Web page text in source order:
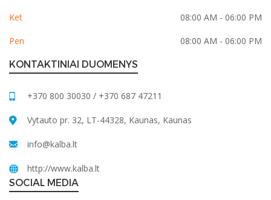
Ket 08:00 AM - 06:00 PM
Pen 08:00 AM - 06:00 PM
KONTAKTINIAI DUOMENYS
+370 800 30030 / +370 687 47211
Vytauto pr. 32, LT-44328, Kaunas, Kaunas
info@kalba.lt
http://www.kalba.lt
SOCIAL MEDIA